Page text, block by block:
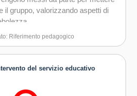
il gruppo, valorizzando aspetti di
Riferimento pedagogico
del servizio educativo